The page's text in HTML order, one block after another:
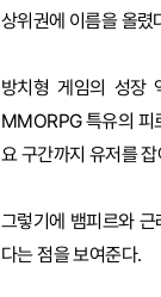
상위권에 이름을 올렸
방치형 게임의 성장
MMORPG 특유의 피
요 구간까지 유저를
그렇기에 뱀피르와
다는 점을 보여준다.